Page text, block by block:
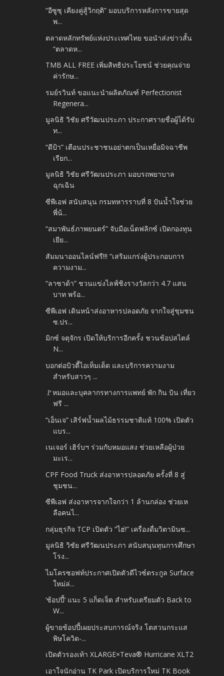
“อีซูซุ เคียงคู่สู้วิกฤติ” มอบบริการหลังการขายสุด
พ...
ตลาดหลักทรัพย์แห่งประเทศไทย ขอนำส่งข่าวสั้น
“ตลาดห...
TMB ALL FREE เพิ่มสิทธิประโยชน์ ช่วยคุณจ่าย
ค่ารักษ...
รมย์รวินท์ ขอแนะนำผลิตภัณฑ์ Perfectionist
Regenera...
มูลนิธิ วิชัย ศรีวัฒนประภา ประกาศรายชื่อผู้ได้รับ
ท...
“ดีป้า” เตือนประชาชนอย่าตกเป็นเหยื่อมิจฉาชีพ
เรียก...
มูลนิธิ วิชัย ศรีวัฒนประภา มอบรถพยาบาล
ฉุกเฉิน
ซีพีเอฟ สนับสนุน กรมทหารราบที่ 8 ปันน้ำใจช่วย
พี่น้...
“สมาพันธ์ภาพยนตร์” จับมือเน็ตฟลิกซ์ เปิดกองทุน
เยีย...
สัมมนาออนไลน์ฟรี!!! “เสริมแกร่งผู้ประกอบการ
ความงาม...
“ลาซาด้า” ชวนแข่งไลฟ์ชิงรางวัลกว่า 4.7 แสน
บาท พร้อ...
ซีพีเอฟ เดินหน้าส่งอาหารปลอดภัย จากใจสู่ชุมชน
ซ.ปร...
มิกซ์ จตุจักร เปิดให้บริการอีกครั้ง ชวนช้อปสไตล์
N...
บอกต่อบิวตี้ไอเท็มเด็ด และบริการความงาม
สำหรับสาวๆ ...
🚩หมอและบุคลากรทางการแพทย์ พัก กิน บิน เที่ยว
ฟรี ...
“เอ็นเจ” เสิร์ฟน้ำผลไม้ธรรมชาติแท้ 100% เปิดตัว
แบร...
เนเจอร์ เฮิร์บฯ ร่วมกับหมอแสง ช่วยเหลือผู้ป่วย
มะเร...
CPF Food Truck ส่งอาหารปลอดภัย ครั้งที่ 8 สู่
ชุมชน...
ซีพีเอฟ ส่งอาหารจากใจกว่า 1 ล้านกล่อง ช่วยเห
ลือคนไ...
กลุ่มธุรกิจ TCP เปิดตัว “ไฮ่!” เครื่องดื่มวิตามินซ...
มูลนิธิ วิชัย ศรีวัฒนประภา สนับสนุนทุนการศึกษา
โรง...
ไมโครซอฟท์ประกาศเปิดตัวดีไวซ์ตระกูล Surface
ใหม่ล่...
‘ช้อปปี้’ แนะ 5 แก็ดเจ็ต สำหรับเตรียมตัว Back to
W...
ผู้ขายช้อปปี้เผยประสบการณ์จริง โตสวนกระแส
พิษโควิด-...
เปิดตัวรองเท้า XLARGE×Teva® Hurricane XLT2
เอาใจนักอ่าน TK Park เปิดบริการใหม่ TK Book